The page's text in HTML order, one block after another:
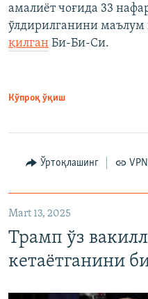
амалиёт чоғида 33
ўлдирилганини маълум
қилган Би-Би-Си.
Кўпроқ ўқиш
Ўртоқлашинг
Mart 13, 2025
Трамп ўз
кетаётганини